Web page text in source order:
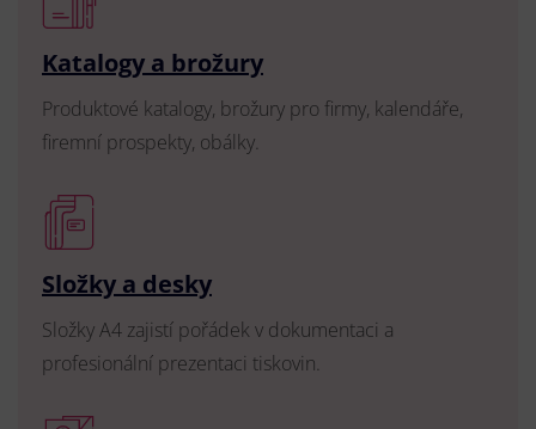
Katalogy a brožury
Produktové katalogy, brožury pro firmy, kalendáře,
firemní prospekty, obálky.
Složky a desky
Složky A4 zajistí pořádek v dokumentaci a
profesionální prezentaci tiskovin.